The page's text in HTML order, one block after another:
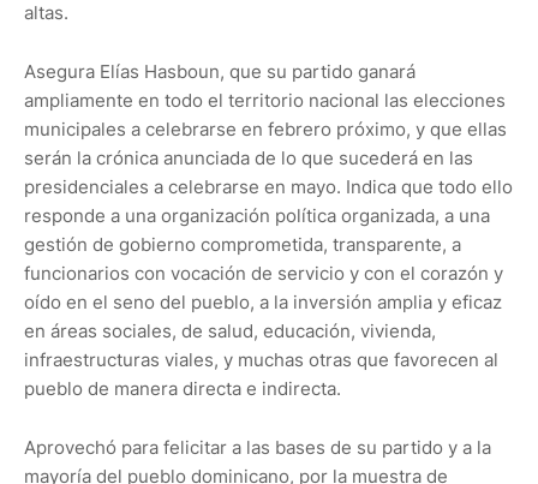
altas.
Asegura Elías Hasboun, que su partido ganará
ampliamente en todo el territorio nacional las elecciones
municipales a celebrarse en febrero próximo, y que ellas
serán la crónica anunciada de lo que sucederá en las
presidenciales a celebrarse en mayo. Indica que todo ello
responde a una organización política organizada, a una
gestión de gobierno comprometida, transparente, a
funcionarios con vocación de servicio y con el corazón y
oído en el seno del pueblo, a la inversión amplia y eficaz
en áreas sociales, de salud, educación, vivienda,
infraestructuras viales, y muchas otras que favorecen al
pueblo de manera directa e indirecta.
Aprovechó para felicitar a las bases de su partido y a la
mayoría del pueblo dominicano, por la muestra de